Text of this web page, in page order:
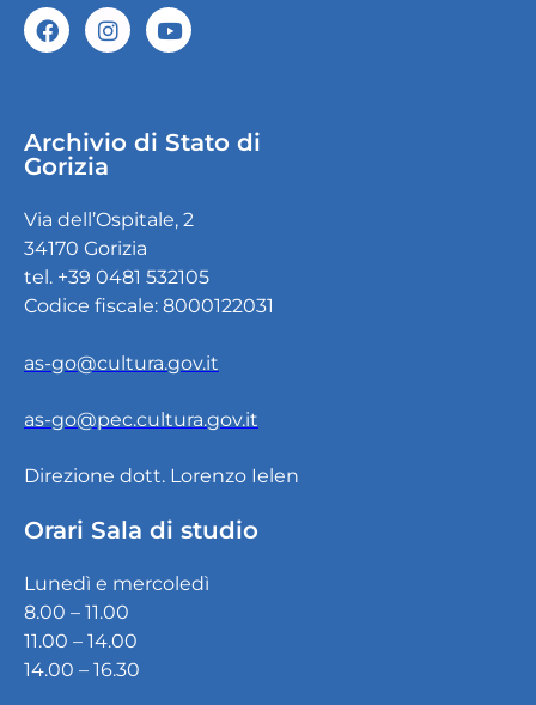
Archivio di Stato di
Gorizia
Via dell’Ospitale, 2
34170 Gorizia
tel. +39 0481 532105
Codice fiscale: 8000122031
as-go@cultura.gov.it
as-go@pec.cultura.gov.it
Direzione dott. Lorenzo Ielen
Orari Sala di studio
Lunedì e mercoledì
8.00 – 11.00
11.00 – 14.00
14.00 – 16.30